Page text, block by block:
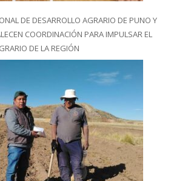
DE DESARROLLO AGRARIO DE PUNO Y
COORDINACIÓN PARA IMPULSAR EL
DE LA REGIÓN